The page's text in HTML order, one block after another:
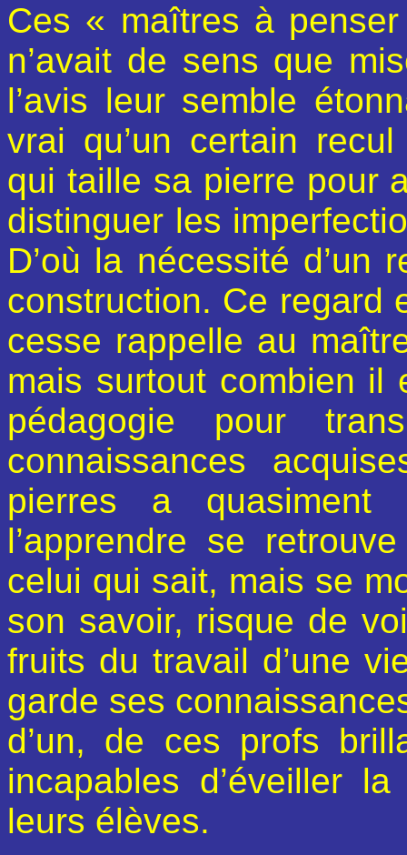
Ces « maîtres à
n’avait de sens que
l’avis leur semble
vrai qu’un certain
qui taille sa pierre pour
distinguer les
D’où la nécessité d’un
construction. Ce regard
cesse rappelle au
mais surtout combien il
pédagogie pour
connaissances
pierres a
l’apprendre se
celui qui sait, mais se
son savoir, risque de
fruits du travail d’une
garde ses
d’un, de ces profs
incapables d’éveiller
leurs élèves.